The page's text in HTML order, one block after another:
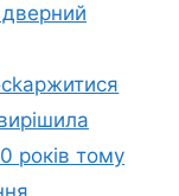
років тому